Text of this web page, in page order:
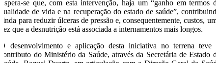
Espera-se que, com esta intervenção, haja um “ganho em termos de
qualidade de vida e na recuperação do estado de saúde”, contribuindo
ainda para reduzir úlceras de pressão e, consequentemente, custos, uma
vez que a desnutrição está associada a internamentos mais longos.
O desenvolvimento e aplicação desta iniciativa no terrena teve o
contributo do Ministério da Saúde, através da Secretária de Estado da